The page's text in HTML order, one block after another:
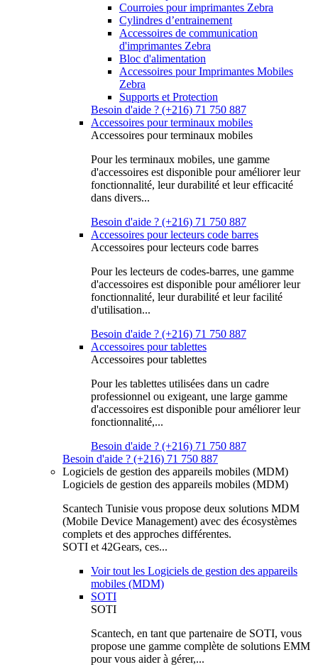
Courroies pour imprimantes Zebra
Cylindres d’entrainement
Accessoires de communication
d'imprimantes Zebra
Bloc d'alimentation
Accessoires pour Imprimantes Mobiles
Zebra
Supports et Protection
Besoin d'aide ? (+216) 71 750 887
Accessoires pour terminaux mobiles
Accessoires pour terminaux mobiles
Pour les terminaux mobiles, une gamme
d'accessoires est disponible pour améliorer leur
fonctionnalité, leur durabilité et leur efficacité
dans divers...
Besoin d'aide ? (+216) 71 750 887
Accessoires pour lecteurs code barres
Accessoires pour lecteurs code barres
Pour les lecteurs de codes-barres, une gamme
d'accessoires est disponible pour améliorer leur
fonctionnalité, leur durabilité et leur facilité
d'utilisation...
Besoin d'aide ? (+216) 71 750 887
Accessoires pour tablettes
Accessoires pour tablettes
Pour les tablettes utilisées dans un cadre
professionnel ou exigeant, une large gamme
d'accessoires est disponible pour améliorer leur
fonctionnalité,...
Besoin d'aide ? (+216) 71 750 887
Besoin d'aide ? (+216) 71 750 887
Logiciels de gestion des appareils mobiles (MDM)
Logiciels de gestion des appareils mobiles (MDM)
Scantech Tunisie vous propose deux solutions MDM
(Mobile Device Management) avec des écosystèmes
complets et des approches différentes.
SOTI et 42Gears, ces...
Voir tout les Logiciels de gestion des appareils
mobiles (MDM)
SOTI
SOTI
Scantech, en tant que partenaire de SOTI, vous
propose une gamme complète de solutions EMM
pour vous aider à gérer,...